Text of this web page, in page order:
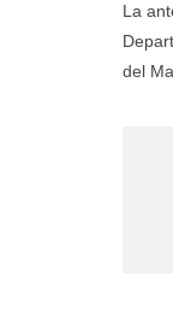
La
del